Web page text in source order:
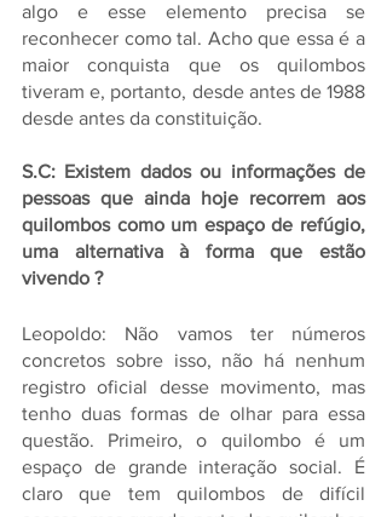
algo e esse elemento precisa se
reconhecer como tal. Acho que essa é a
maior conquista que os quilombos
tiveram e, portanto, desde antes de 1988
desde antes da constituição.
S.C: Existem dados ou informações de
pessoas que ainda hoje recorrem aos
quilombos como um espaço de refúgio,
uma alternativa à forma que estão
vivendo ?
Leopoldo: Não vamos ter números
concretos sobre isso, não há nenhum
registro oficial desse movimento, mas
tenho duas formas de olhar para essa
questão. Primeiro, o quilombo é um
espaço de grande interação social. É
claro que tem quilombos de difícil